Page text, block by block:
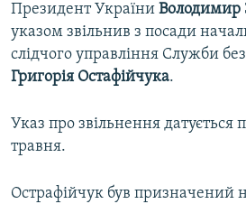
Усі сайти RFE/RL
Президент України Володимир
указом звільнив з посади
слідчого управління Служби
Григорія Остафійчука.
Указ про звільнення датується
травня.
Острафійчук був призначений